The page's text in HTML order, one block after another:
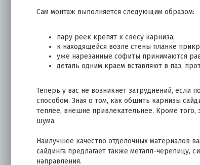
Сам монтаж выполняется следующим образом:
пару реек крепят к свесу карниза;
к находящейся возле стены планке
уже нарезанные софиты принимаются
деталь одним краем вставляют в паз,
Теперь у вас не возникнет затруднений, если
способом. Зная о том, как обшить карнизы
теплее, внешне привлекательнее. Кроме того,
шума.
Наилучшее качество отделочных материалов
сайдинга предлагает также металл-черепицу,
направления.